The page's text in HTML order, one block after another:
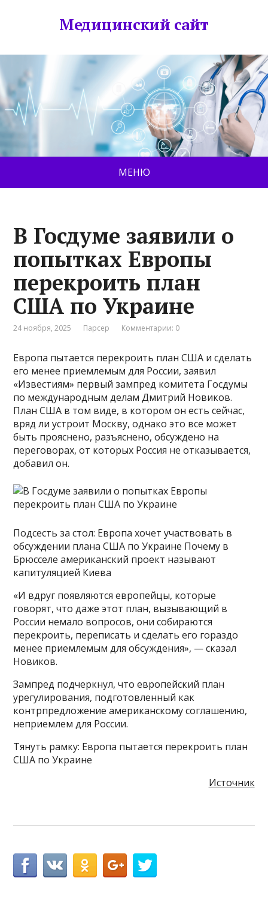
Медицинский сайт
МЕНЮ
В Госдуме заявили о
попытках Европы
перекроить план
США по Украине
24 ноября, 2025 Парсер Комментарии: 0
Европа пытается перекроить план США и сделать
его менее приемлемым для России, заявил
«Известиям» первый зампред комитета Госдумы
по международным делам Дмитрий Новиков.
План США в том виде, в котором он есть сейчас,
вряд ли устроит Москву, однако это все может
быть прояснено, разъяснено, обсуждено на
переговорах, от которых Россия не отказывается,
добавил он.
Подсесть за стол: Европа хочет участвовать в
обсуждении плана США по Украине Почему в
Брюсселе американский проект называют
капитуляцией Киева
«И вдруг появляются европейцы, которые
говорят, что даже этот план, вызывающий в
России немало вопросов, они собираются
перекроить, переписать и сделать его гораздо
менее приемлемым для обсуждения», — сказал
Новиков.
Зампред подчеркнул, что европейский план
урегулирования, подготовленный как
контрпредложение американскому соглашению,
неприемлем для России.
Тянуть рамку: Европа пытается перекроить план
США по Украине
Источник